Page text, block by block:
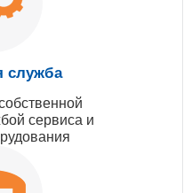
служба
сервиса и